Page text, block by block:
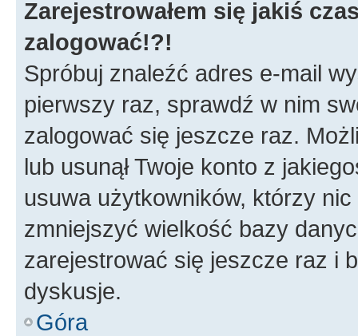
Zarejestrowałem się jakiś
zalogować!?!
Spróbuj znaleźć adres e-mail
pierwszy raz, sprawdź w nim
zalogować się jeszcze raz.
lub usunął Twoje konto z
usuwa użytkowników, którzy
zmniejszyć wielkość bazy
zarejestrować się jeszcze raz i
dyskusje.
Góra